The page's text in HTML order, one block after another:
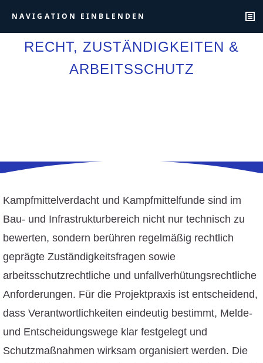
NAVIGATION EINBLENDEN
RECHT, ZUSTÄNDIGKEITEN &
ARBEITSSCHUTZ
Kampfmittelverdacht und Kampfmittelfunde sind im
Bau- und Infrastrukturbereich nicht nur technisch zu
bewerten, sondern berühren regelmäßig rechtlich
geprägte Zuständigkeitsfragen sowie
arbeitsschutzrechtliche und unfallverhütungsrechtliche
Anforderungen. Für die Projektpraxis ist entscheidend,
dass Verantwortlichkeiten eindeutig bestimmt, Melde-
und Entscheidungswege klar festgelegt und
Schutzmaßnahmen wirksam organisiert werden. Die